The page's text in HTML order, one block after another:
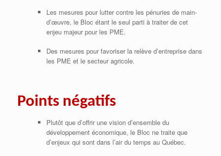
Les mesures pour lutter contre les pénuries de main-
d’œuvre, le Bloc étant le seul parti à traiter de cet
enjeu majeur pour les PME.
Des mesures pour favoriser la relève d’entreprise dans
les PME et le secteur agricole.
Points négatifs
Plutôt que d’offrir une vision d’ensemble du
développement économique, le Bloc ne traite que
d’enjeux qui sont dans l’air du temps au Québec.